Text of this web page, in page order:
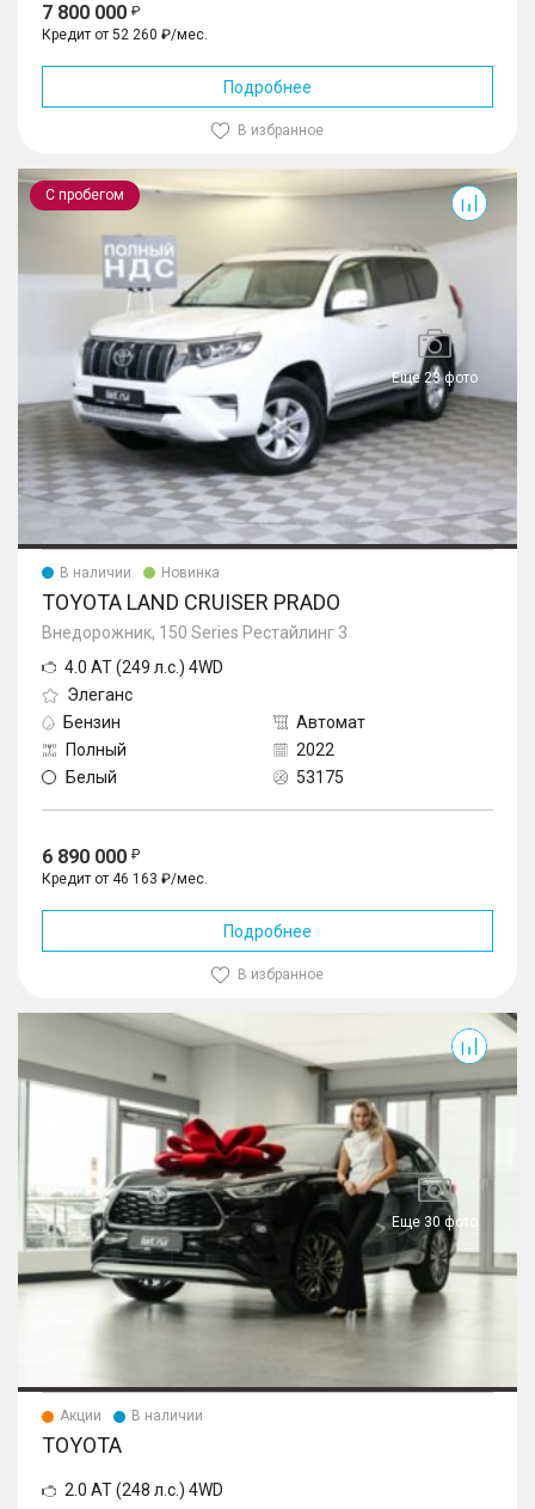
7 800 000
Кредит от 52 260 ₽/мес.
Подробнее
В избранное
С пробегом
Еще 23 фото
Land Cruiser Prado
В наличии Новинка
TOYOTA LAND CRUISER PRADO
Внедорожник, 150 Series Рестайлинг 3
4.0 AT (249 л.с.) 4WD
Элеганс
Бензин
Автомат
Полный
2022
Белый
53175
6 890 000
Кредит от 46 163 ₽/мес.
Подробнее
В избранное
Еще 30 фото
Акции В наличии
TOYOTA
2.0 AT (248 л.с.) 4WD